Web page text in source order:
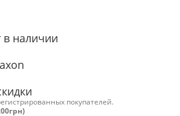
в наличии
покупателей.